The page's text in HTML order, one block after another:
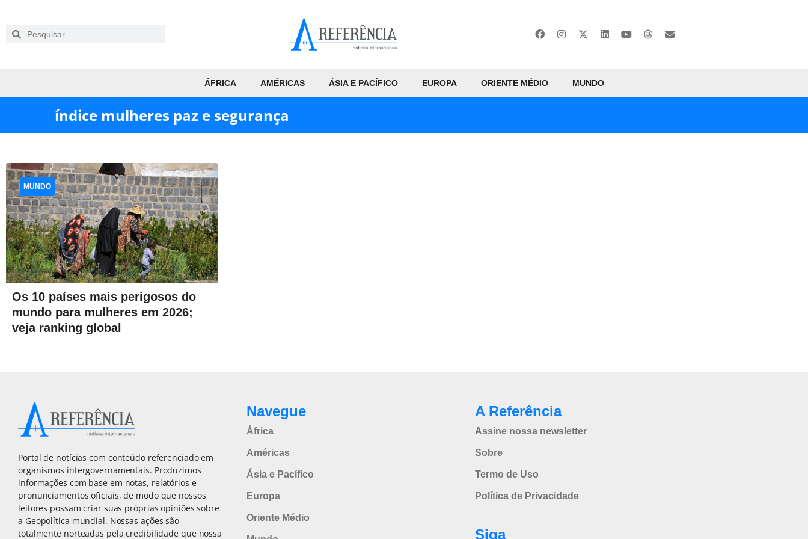
ÁFRICA AMÉRICAS ÁSIA E PACÍFICO EUROPA ORIENTE MÉDIO MUNDO
índice mulheres paz e segurança
Os 10 países mais perigosos do
mundo para mulheres em 2026;
veja ranking global
MUNDO
Portal de notícias com conteúdo referenciado em
organismos intergovernamentais. Produzimos
informações com base em notas, relatórios e
pronunciamentos oficiais, de modo que nossos
leitores possam criar suas próprias opiniões sobre
a Geopolítica mundial. Nossas ações são
totalmente norteadas pela credibilidade que nossa
Navegue
África
Américas
Ásia e Pacífico
Europa
Oriente Médio
A Referência
Assine nossa newsletter
Sobre
Termo de Uso
Política de Privacidade
Siga